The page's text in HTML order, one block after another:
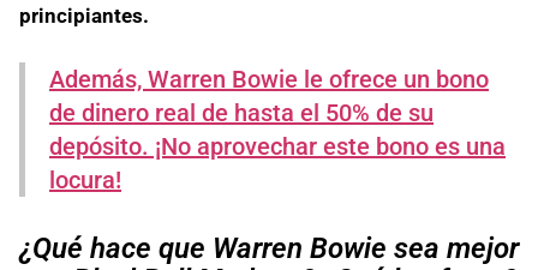
principiantes.
Además, Warren Bowie le ofrece un bono
de dinero real de hasta el 50% de su
depósito. ¡No aprovechar este bono es una
locura!
¿Qué hace que Warren Bowie sea mejor